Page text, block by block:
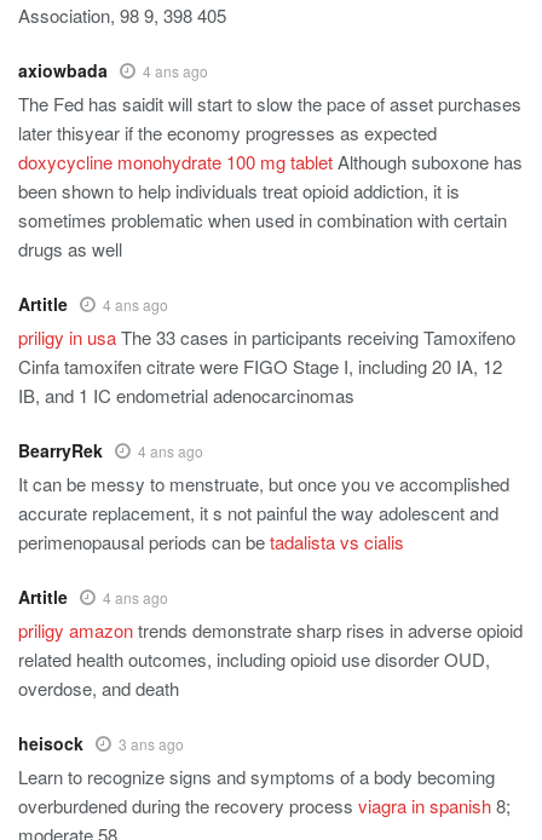
Association, 98 9, 398 405
axiowbada 4 ans ago
The Fed has saidit will start to slow the pace of asset purchases
later thisyear if the economy progresses as expected
doxycycline monohydrate 100 mg tabletAlthough suboxone has
been shown to help individuals treat opioid addiction, it is
sometimes problematic when used in combination with certain
drugs as well
Artitle 4 ans ago
priligy in usaThe 33 cases in participants receiving Tamoxifeno
Cinfa tamoxifen citrate were FIGO Stage I, including 20 IA, 12
IB, and 1 IC endometrial adenocarcinomas
BearryRek 4 ans ago
It can be messy to menstruate, but once you ve accomplished
accurate replacement, it s not painful the way adolescent and
perimenopausal periods can betadalista vs cialis
Artitle 4 ans ago
priligy amazontrends demonstrate sharp rises in adverse opioid
related health outcomes, including opioid use disorder OUD,
overdose, and death
heisock 3 ans ago
Learn to recognize signs and symptoms of a body becoming
overburdened during the recovery process viagra in spanish8;
moderate 58